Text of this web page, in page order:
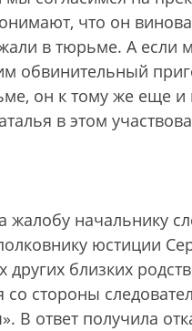
что он
в тюрьме. А если
обвинительный
он к тому же еще
в этом
жалобу начальнику
юстиции
других близких
со стороны
В ответ получила